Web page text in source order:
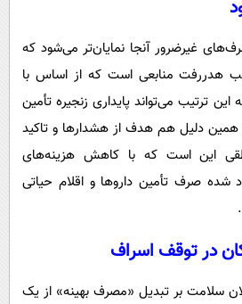
غیرضرور آنجا نمایان‌تر می‌شود که
هدررفت منابعی است که از اساس با
ترتیب می‌تواند پایداری زنجیره تأمین
همین دلیل هم هدف از هشدارها و تاکید
این است که با کاهش هزینه‌های
شده صرف تأمین داروها و اقلام حیاتی
در توقف اسراف
سلامت بر تبدیل «مصرف بهینه» از یک